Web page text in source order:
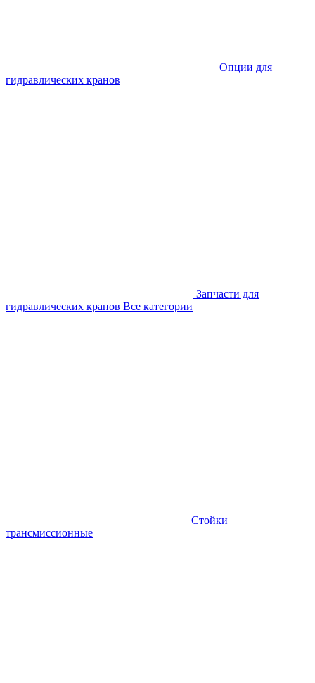
Опции для
гидравлических кранов
Запчасти для
гидравлических кранов Все категории
Стойки
трансмиссионные